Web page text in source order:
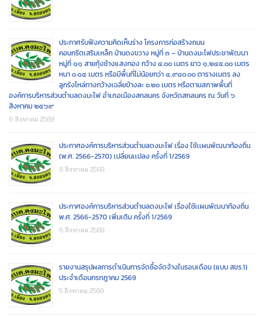
ประกาศรับฟังความคิดเห็นร่าง โครงการก่อสร้างถนน
คอนกรีตเสริมเหล็ก บ้านดงขวาง หมู่ที่ ๓ – บ้านดงมะไฟประชาพัฒนา
หมู่ที่ ๑๑ สายทุ้งช้างแสงทอง กว้าง ๔.๐๐ เมตร ยาว ๑,๒๔๕.๐๐ เมตร
หนา ๐.๑๕ เมตร หรือมีพื้นที่ไม่น้อยกว่า ๔,๙๘๐.๐๐ ตารางเมตร ลง
ลูกรังไหล่ทางกว้างเฉลี่ยข้างละ ๐.๒๐ เมตร หรือตามสภาพพื้นที่
องค์การบริหารส่วนตำบลดงมะไฟ อำเภอเมืองสกลนคร จังหวัดสกลนคร ณ วันที่ ๖
สิงหาคม ๒๕๖๙
6 สิงหาคม 2569
ประกาศองค์การบริหารส่วนตำบลดงมะไฟ เรื่อง ใช้เเผนพัฒนาท้องถิ่น
(พ.ศ. 2566-2570) เปลี่ยนเเปลง ครั้งที่ 1/2569
6 สิงหาคม 2569
ประกาศองค์การบริหารส่วนตำบลดงมะไฟ เรื่องใช้เเผนพัฒนาท้องถิ่น
พ.ศ. 2566-2570 เพิ่มเติม ครั้งที่ 1/2569
6 สิงหาคม 2569
รายงานสรุปผลการดำเนินการจัดซื้อจัดจ้างในรอบเดือน (แบบ สขร.1)
ประจำเดือนกรกฎาคม 2569
5 สิงหาคม 2569